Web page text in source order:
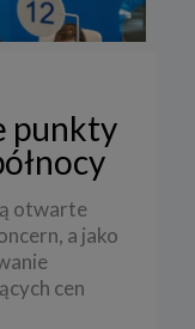
punkty
otwarte
a jako
cen